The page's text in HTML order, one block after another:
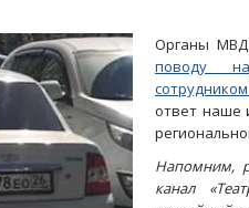
Органы МВД
поводу
ответ наше
Напомним,
канал